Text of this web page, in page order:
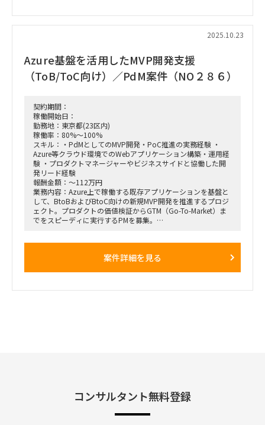
つつ、各フェーズでの実施事項をリードする役割を担う。2025.10.23
Azure基盤を活用したMVP開発支援
（ToB/ToC向け）／PdM案件（NO２８６）
契約期間：
稼働開始日：
勤務地：東京都(23区内)
稼働率：80%～100%
スキル：・PdMとしてのMVP開発・PoC推進の実務経験 ・
Azure等クラウド環境でのWebアプリケーション構築・運用経
験 ・プロダクトマネージャーやビジネスサイドと協働した開
発リード経験
報酬金額：～112万円
業務内容：Azure上で稼働する既存アプリケーションを基盤と
して、BtoBおよびBtoC向けの新規MVP開発を推進するプロジ
ェクト。プロダクトの価値検証からGTM（Go-To-Market）ま
でをスピーディに実行するPMを募集。
案件詳細を見る
コンサルタント無料登録